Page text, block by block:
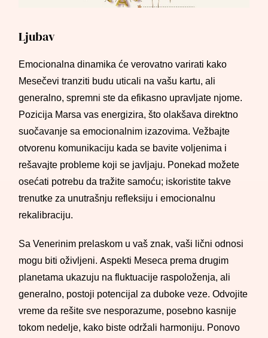
Ljubav
Emocionalna dinamika će verovatno varirati kako
Mesečevi tranziti budu uticali na vašu kartu, ali
generalno, spremni ste da efikasno upravljate njome.
Pozicija Marsa vas energizira, što olakšava direktno
suočavanje sa emocionalnim izazovima. Vežbajte
otvorenu komunikaciju kada se bavite voljenima i
rešavajte probleme koji se javljaju. Ponekad možete
osećati potrebu da tražite samoću; iskoristite takve
trenutke za unutrašnju refleksiju i emocionalnu
rekalibraciju.
Sa Venerinim prelaskom u vaš znak, vaši lični odnosi
mogu biti oživljeni. Aspekti Meseca prema drugim
planetama ukazuju na fluktuacije raspoloženja, ali
generalno, postoji potencijal za duboke veze. Odvojite
vreme da rešite sve nesporazume, posebno kasnije
tokom nedelje, kako biste održali harmoniju. Ponovo